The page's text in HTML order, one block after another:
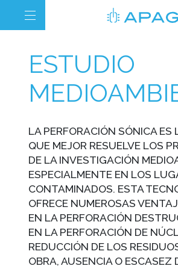
ESTUDIO
LA PERFORACIÓN SÓNICA ES
QUE MEJOR RESUELVE LOS
DE LA INVESTIGACIÓN
ESPECIALMENTE EN LOS
CONTAMINADOS. ESTA
OFRECE NUMEROSAS
EN LA PERFORACIÓN
EN LA PERFORACIÓN DE
REDUCCIÓN DE LOS
OBRA, AUSENCIA O ESCASEZ